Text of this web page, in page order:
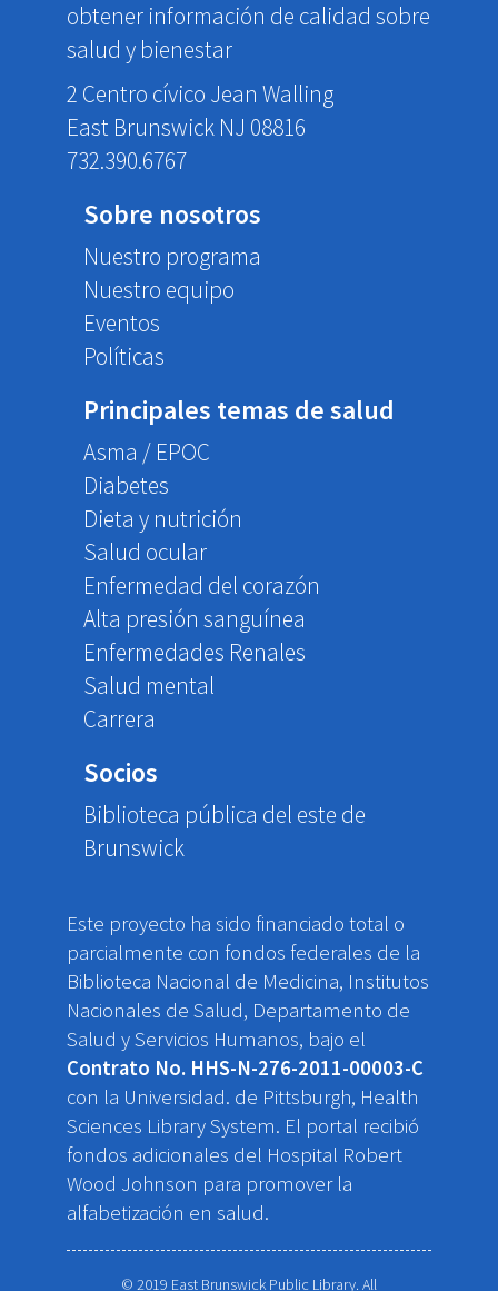
obtener información de calidad sobre
salud y bienestar
2 Centro cívico Jean Walling
East Brunswick NJ 08816
732.390.6767
Sobre nosotros
Nuestro programa
Nuestro equipo
Eventos
Políticas
Principales temas de salud
Asma / EPOC
Diabetes
Dieta y nutrición
Salud ocular
Enfermedad del corazón
Alta presión sanguínea
Enfermedades Renales
Salud mental
Carrera
Socios
Biblioteca pública del este de
Brunswick
Este proyecto ha sido financiado total o
parcialmente con fondos federales de la
Biblioteca Nacional de Medicina, Institutos
Nacionales de Salud, Departamento de
Salud y Servicios Humanos, bajo el
Contrato No. HHS-N-276-2011-00003-C
con la Universidad. de Pittsburgh, Health
Sciences Library System. El portal recibió
fondos adicionales del Hospital Robert
Wood Johnson para promover la
alfabetización en salud.
© 2019 East Brunswick Public Library. All